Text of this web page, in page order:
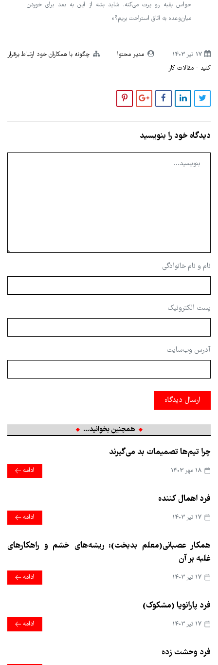
حواس بقیه رو پرت می‌کنه. شاید بشه از این به بعد برای خوردن
میان‌وعده به اتاق استراحت بریم؟»
17 تير 1403 مدیر محتوا
چگونه با همکاران خود ارتباط برقرار
کنید
مقالات کار
دیدگاه خود را بنویسید
نام و نام خانوادگی
پست الکترونیک
آدرس وب‌سایت
ارسال دیدگاه
همچنین بخوانید...
چرا تیم‌ها تصمیمات بد می‌گیرند
ادامه
فرد اهمال کننده
ادامه
همکار عصبانی(معلم بدبخت): ریشه‌های خشم و راهکارهای
غلبه بر آن
ادامه
فرد پارانویا (مشکوک)
ادامه
فرد وحشت زده